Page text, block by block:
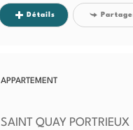
Détails
APPARTEMENT
SAINT QUAY PORTRIEUX